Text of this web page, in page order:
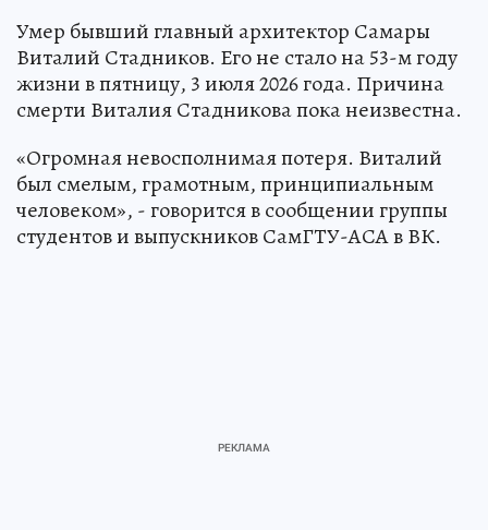
Умер бывший главный архитектор Самары
Виталий Стадников. Его не стало на 53-м году
жизни в пятницу, 3 июля 2026 года. Причина
смерти Виталия Стадникова пока неизвестна.
«Огромная невосполнимая потеря. Виталий
был смелым, грамотным, принципиальным
человеком», - говорится в сообщении группы
студентов и выпускников СамГТУ-АСА в ВК.